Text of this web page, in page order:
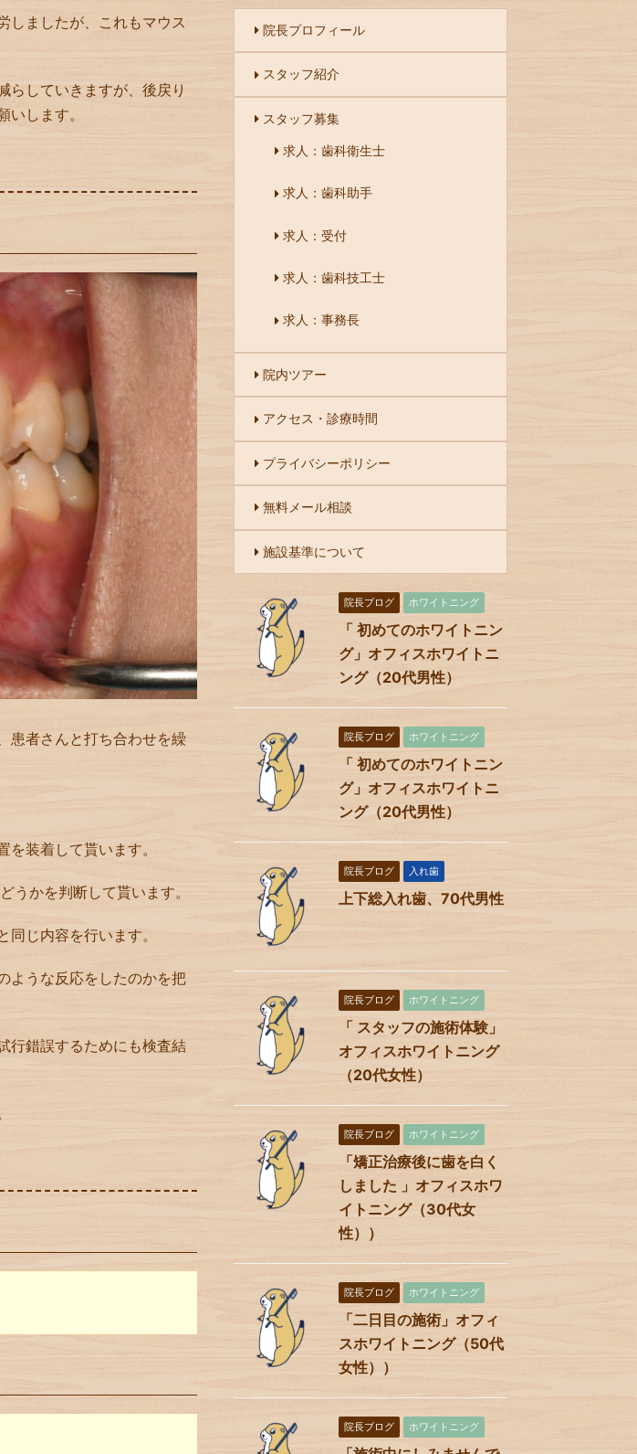
しましたが、これもマウス
らしていきますが、後戻り
します。
患者さんと打ち合わせを繰
装着して貰います。
うかを判断して貰います。
じ内容を行います。
ような反応をしたのかを把
行錯誤するためにも検査結
院長プロフィール
スタッフ紹介
スタッフ募集
求人：歯科衛生士
求人：歯科助手
求人：受付
求人：歯科技工士
求人：事務長
院内ツアー
アクセス・診療時間
プライバシーポリシー
無料メール相談
施設基準について
院長ブログ ホワイトニング
「 初めてのホワイトニン
グ」オフィスホワイトニ
ング（20代男性）
院長ブログ ホワイトニング
「 初めてのホワイトニン
グ」オフィスホワイトニ
ング（20代男性）
院長ブログ 入れ歯
上下総入れ歯、70代男性
院長ブログ ホワイトニング
「 スタッフの施術体験」
オフィスホワイトニング
（20代女性）
院長ブログ ホワイトニング
「矯正治療後に歯を白く
しました 」オフィスホワ
イトニング（30代女
性））
院長ブログ ホワイトニング
「二日目の施術」オフィ
スホワイトニング（50代
女性））
院長ブログ ホワイトニング